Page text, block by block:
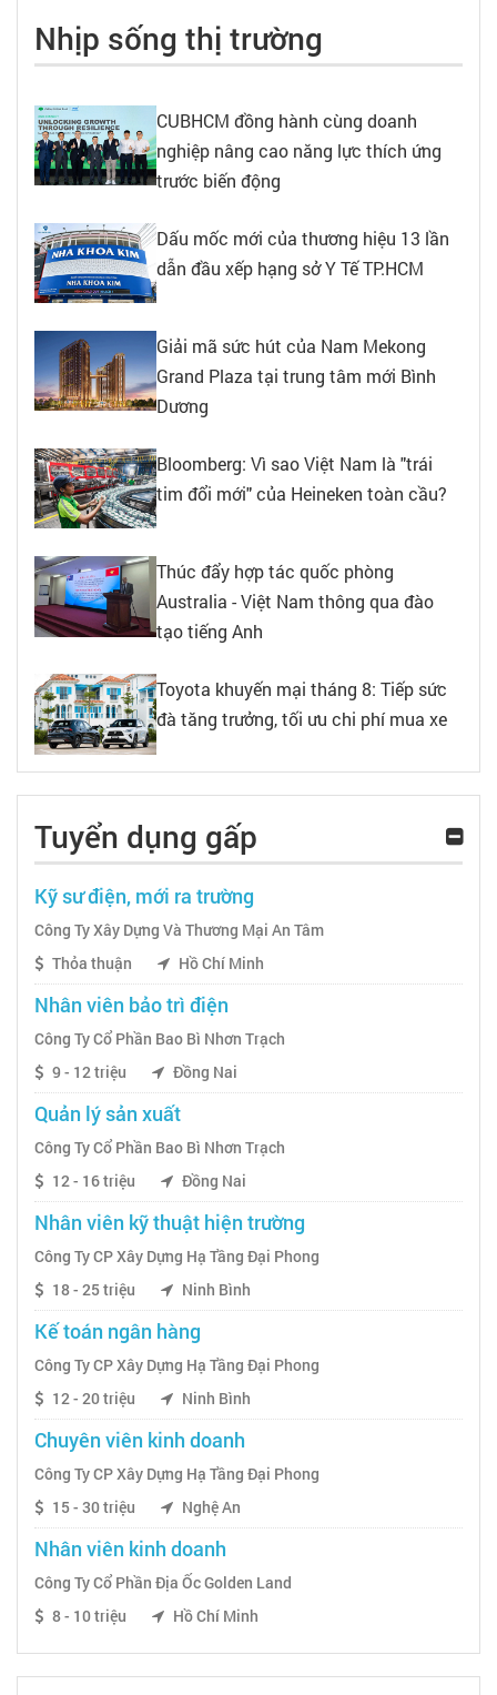
Nhịp sống thị trường
CUBHCM đồng hành cùng doanh
nghiệp nâng cao năng lực thích ứng
trước biến động
Dấu mốc mới của thương hiệu 13 lần
dẫn đầu xếp hạng sở Y Tế TP.HCM
Giải mã sức hút của Nam Mekong
Grand Plaza tại trung tâm mới Bình
Dương
Bloomberg: Vì sao Việt Nam là "trái
tim đổi mới" của Heineken toàn cầu?
Thúc đẩy hợp tác quốc phòng
Australia - Việt Nam thông qua đào
tạo tiếng Anh
Toyota khuyến mại tháng 8: Tiếp sức
đà tăng trưởng, tối ưu chi phí mua xe
Tuyển dụng gấp
Kỹ sư điện, mới ra trường
Công Ty Xây Dựng Và Thương Mại An Tâm
Thỏa thuận
Hồ Chí Minh
Nhân viên bảo trì điện
Công Ty Cổ Phần Bao Bì Nhơn Trạch
9 - 12 triệu
Đồng Nai
Quản lý sản xuất
Công Ty Cổ Phần Bao Bì Nhơn Trạch
12 - 16 triệu
Đồng Nai
Nhân viên kỹ thuật hiện trường
Công Ty CP Xây Dựng Hạ Tầng Đại Phong
18 - 25 triệu
Ninh Bình
Kế toán ngân hàng
Công Ty CP Xây Dựng Hạ Tầng Đại Phong
12 - 20 triệu
Ninh Bình
Chuyên viên kinh doanh
Công Ty CP Xây Dựng Hạ Tầng Đại Phong
15 - 30 triệu
Nghệ An
Nhân viên kinh doanh
Công Ty Cổ Phần Địa Ốc Golden Land
8 - 10 triệu
Hồ Chí Minh